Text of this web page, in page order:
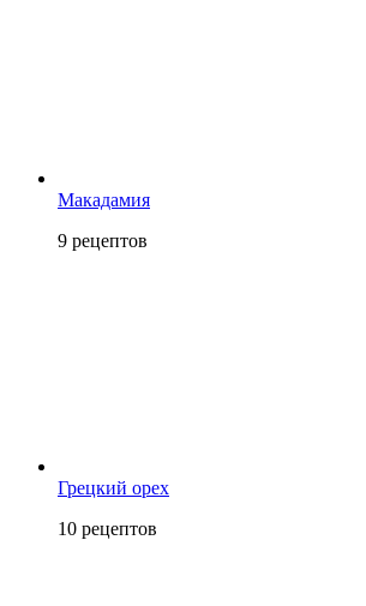
Макадамия
9 рецептов
Грецкий орех
10 рецептов